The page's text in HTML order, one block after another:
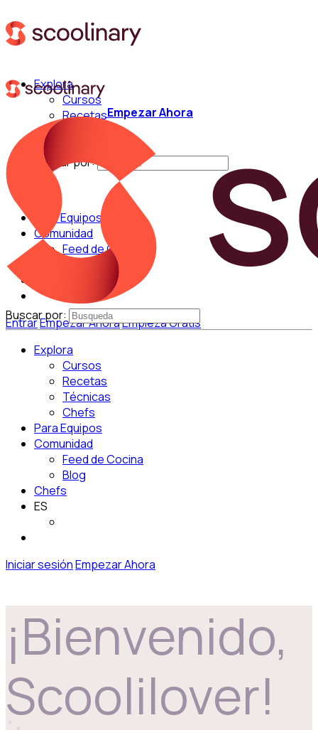
Explora
Cursos
Recetas
Buscar por:
Para Equipos
Comunidad
Feed de Cocina
EntrarEmpezar AhoraEmpieza Gratis
Empezar Ahora
Buscar por:
Explora
Cursos
Recetas
Técnicas
Chefs
Para Equipos
Comunidad
Feed de Cocina
Blog
Chefs
ES
Iniciar sesiónEmpezar Ahora
¡Bienvenido,
Scoolilover!